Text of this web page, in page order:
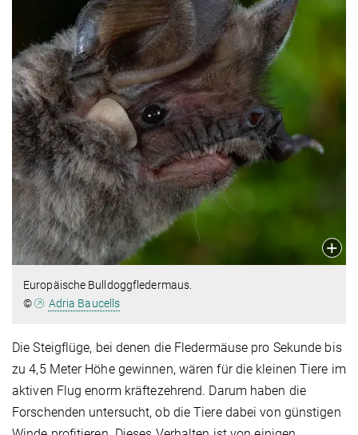
Europäische Bulldoggfledermaus.
©
Adria Baucells
Die Steigflüge, bei denen die Fledermäuse pro Sekunde bis
zu 4,5 Meter Höhe gewinnen, wären für die kleinen Tiere im
aktiven Flug enorm kräftezehrend. Darum haben die
Forschenden untersucht, ob die Tiere dabei von günstigen